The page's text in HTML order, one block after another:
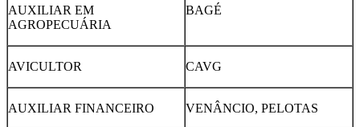
AUXILIAR EM
AGROPECUÁRIA
BAGÉ
AVICULTOR CAVG
AUXILIAR FINANCEIRO VENÂNCIO, PELOTAS